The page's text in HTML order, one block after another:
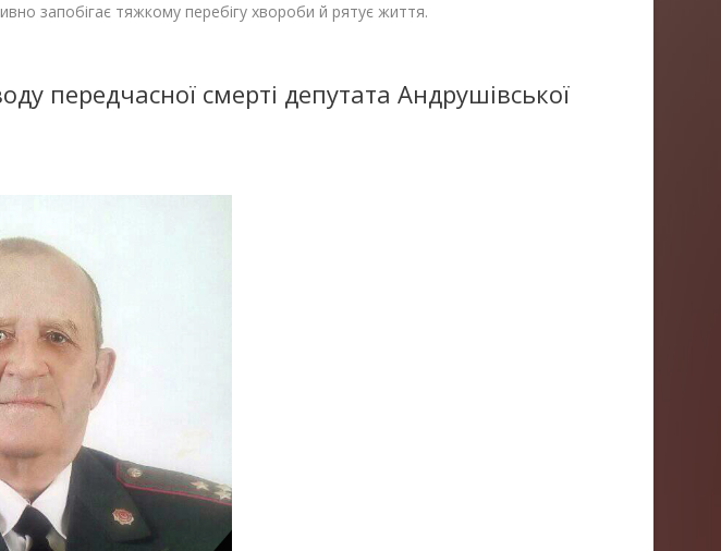
запобігає тяжкому перебігу хвороби й рятує життя.
передчасної смерті депутата Андрушівської